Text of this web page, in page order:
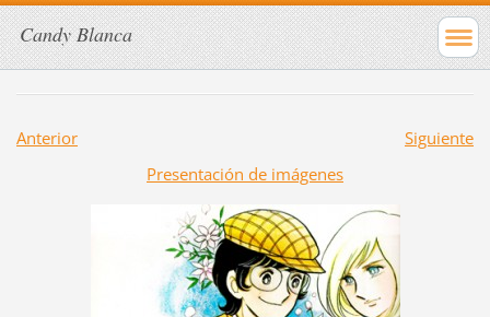
Candy Blanca
Anterior
Siguiente
Presentación de imágenes